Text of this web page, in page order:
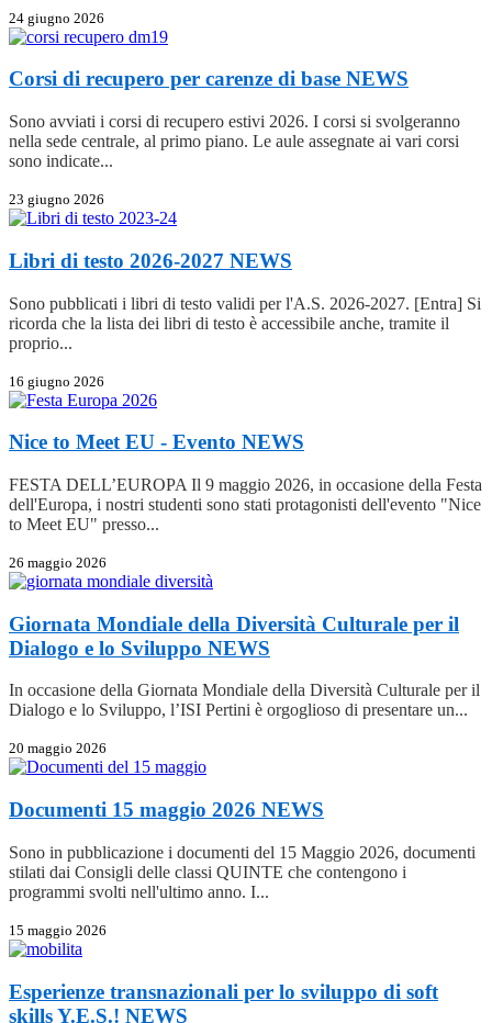
24 giugno 2026
Corsi di recupero per carenze di base NEWS
Sono avviati i corsi di recupero estivi 2026. I corsi si svolgeranno
nella sede centrale, al primo piano. Le aule assegnate ai vari corsi
sono indicate...
23 giugno 2026
Libri di testo 2026-2027 NEWS
Sono pubblicati i libri di testo validi per l'A.S. 2026-2027. [Entra] Si
ricorda che la lista dei libri di testo è accessibile anche, tramite il
proprio...
16 giugno 2026
Nice to Meet EU - Evento NEWS
FESTA DELL’EUROPA Il 9 maggio 2026, in occasione della Festa
dell'Europa, i nostri studenti sono stati protagonisti dell'evento "Nice
to Meet EU" presso...
26 maggio 2026
Giornata Mondiale della Diversità Culturale per il
Dialogo e lo Sviluppo NEWS
In occasione della Giornata Mondiale della Diversità Culturale per il
Dialogo e lo Sviluppo, l’ISI Pertini è orgoglioso di presentare un...
20 maggio 2026
Documenti 15 maggio 2026 NEWS
Sono in pubblicazione i documenti del 15 Maggio 2026, documenti
stilati dai Consigli delle classi QUINTE che contengono i
programmi svolti nell'ultimo anno. I...
15 maggio 2026
Esperienze transnazionali per lo sviluppo di soft
skills Y.E.S.! NEWS